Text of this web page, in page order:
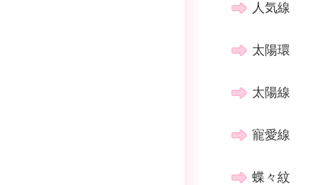
人気線
太陽環
太陽線
寵愛線
蝶々紋